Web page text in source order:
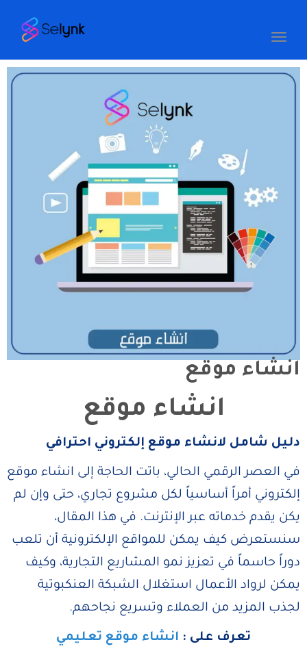
Toggle
انشاء موقع
انشاء موقع
دليل شامل لانشاء موقع إلكتروني احترافي
في العصر الرقمي الحالي، باتت الحاجة إلى انشاء موقع
إلكتروني أمراً أساسياً لكل مشروع تجاري، حتى وإن لم
يكن يقدم خدماته عبر الإنترنت. في هذا المقال،
سنستعرض كيف يمكن للمواقع الإلكترونية أن تلعب
دوراً حاسماً في تعزيز نمو المشاريع التجارية، وكيف
يمكن لرواد الأعمال استغلال الشبكة العنكبوتية
لجذب المزيد من العملاء وتسريع نجاحهم.
تعرف على : انشاء موقع تعليمي